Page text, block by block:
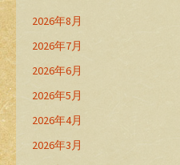
2026年8月
2026年7月
2026年6月
2026年5月
2026年4月
2026年3月